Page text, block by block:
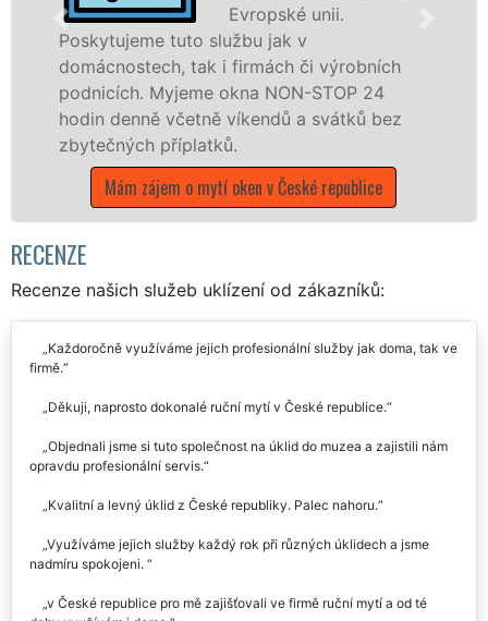
Evropské unii.
službu jak v
i firmách či výrobních
okna NON-STOP 24
víkendů a svátků bez
mytí oken v České republice
dřevěná okna a
kompletní a
Evropské unii
víkendech a
Mám zájem o mytí
RECENZE
Recenze našich služeb uklízení od zákazníků:
Každoročně využíváme jejich profesionální služby jak doma, tak ve
Děkuji, naprosto dokonalé ruční mytí v České republice.
Objednali jsme si tuto společnost na úklid do muzea a zajistili nám
Kvalitní a levný úklid z České republiky. Palec nahoru.
Využíváme jejich služby každý rok při různých úklidech a jsme